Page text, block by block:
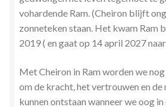
vohardende Ram. (Cheiron blijft
zonneteken staan. Het kwam Ram
2019 ( en gaat op 14 april 2027
Met Cheiron in Ram worden we
om de kracht, het vertrouwen en de
kunnen ontstaan wanneer we oog